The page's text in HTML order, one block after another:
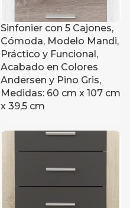
Sinfonier con 5 Cajones,
Cómoda, Modelo Mandi,
Práctico y Funcional,
Acabado en Colores
Andersen y Pino Gris,
Medidas: 60 cm x 107 cm
x 39,5 cm